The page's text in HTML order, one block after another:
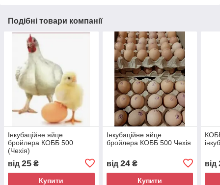
Подібні товари компанії
Інкубаційне яйце
бройлера КОББ 500
(Чехія)
від 25 ₴
Купити
Інкубаційне яйце
бройлера КОББ 500 Чехія
від 24₴
Купити
від